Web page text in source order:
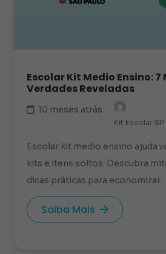
Escolar Kit Medio Ensino: 7
Verdades Reveladas
10 meses atrás
Kit Escolar SP
Escolar kit medio ensino ajuda
kits e itens soltos. Descubra
dicas práticas para economizar.
Saiba Mais